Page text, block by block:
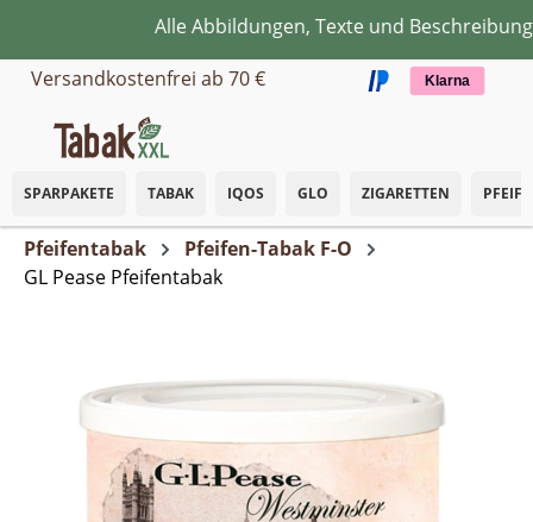
Zum Hauptinhalt springenAlle Abbildungen, Texte und
Versandkostenfrei ab 70 €
Klarna
SPARPAKETE TABAK IQOS GLO ZIGARETTEN
Pfeifentabak
Pfeifen-Tabak F-O
GL Pease Pfeifentabak